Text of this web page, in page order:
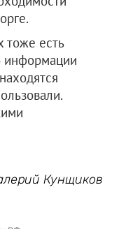
тоже есть
Кунщиков